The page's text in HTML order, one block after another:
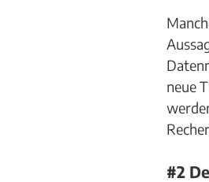
neue
#2